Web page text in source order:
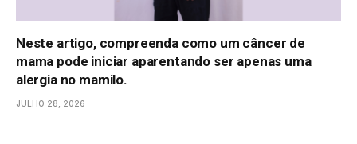
Neste artigo, compreenda como um câncer de
mama pode iniciar aparentando ser apenas uma
alergia no mamilo.
JULHO 28, 2026